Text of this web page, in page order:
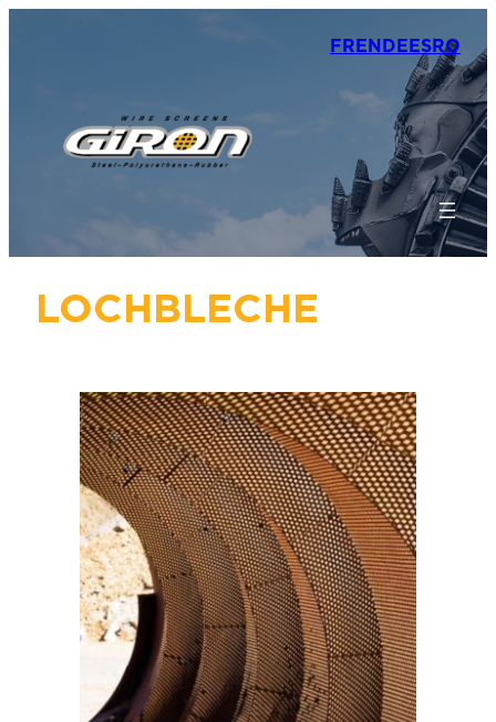
FRENDEESRO
LOCHBLECHE